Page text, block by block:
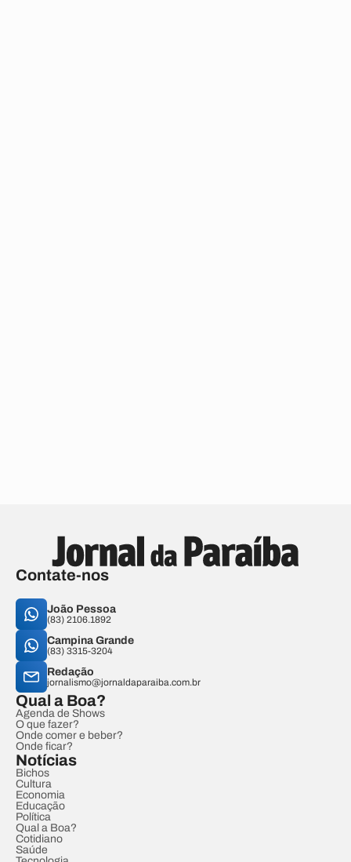
Contate-nos
João Pessoa
(83) 2106.1892
Campina Grande
(83) 3315-3204
Redação
jornalismo@jornaldaparaiba.com.br
Qual a Boa?
Agenda de Shows
O que fazer?
Onde comer e beber?
Onde ficar?
Notícias
Bichos
Cultura
Economia
Educação
Política
Qual a Boa?
Cotidiano
Saúde